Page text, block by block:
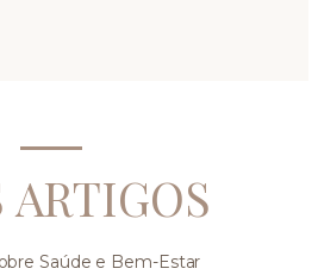
Saúde e Bem-Estar